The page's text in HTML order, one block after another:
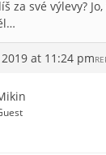
za své výlevy?
at 11:24 pm